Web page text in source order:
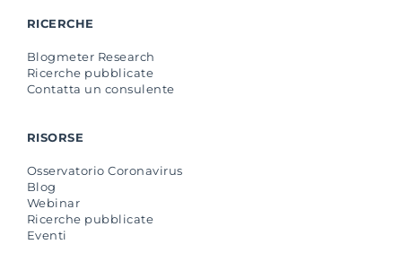
RICERCHE
Blogmeter Research
Ricerche pubblicate
Contatta un consulente
RISORSE
Osservatorio Coronavirus
Blog
Webinar
Ricerche pubblicate
Eventi